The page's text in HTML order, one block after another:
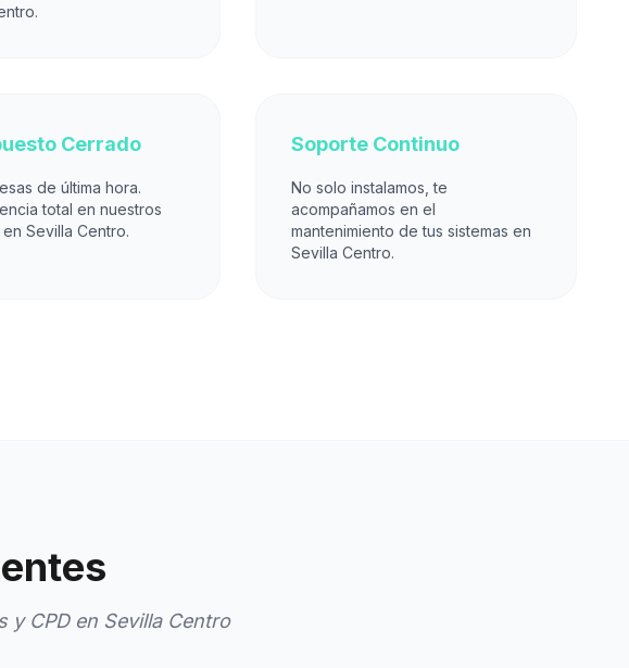
Cerrado
de última hora.
total en nuestros
Sevilla Centro.
Soporte Continuo
No solo instalamos, te
acompañamos en el
mantenimiento de tus sistemas en
Sevilla Centro.
y CPD en Sevilla Centro